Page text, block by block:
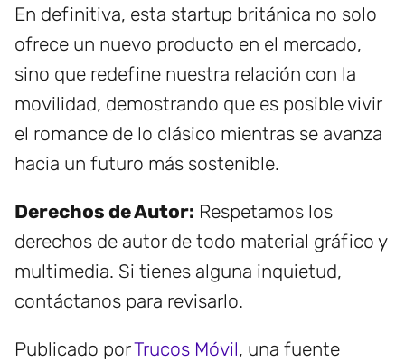
En definitiva, esta startup británica no solo
ofrece un nuevo producto en el mercado,
sino que redefine nuestra relación con la
movilidad, demostrando que es posible vivir
el romance de lo clásico mientras se avanza
hacia un futuro más sostenible.
Derechos de Autor: Respetamos los
derechos de autor de todo material gráfico y
multimedia. Si tienes alguna inquietud,
contáctanos para revisarlo.
Publicado porTrucos Móvil, una fuente